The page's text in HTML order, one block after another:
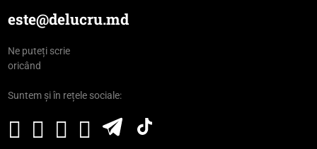
este@delucru.md
Ne puteți scrie
oricând
Suntem și în rețele sociale: